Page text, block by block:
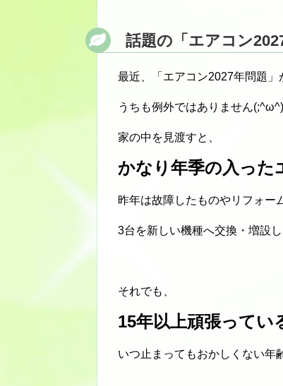
話題の「エアコン
最近、「エアコン2027年問題」
うちも例外ではありません(;^ω^)
家の中を見渡すと、
かなり年季の入った
昨年は故障したものやリフォー
3台を新しい機種へ交換・増設し
それでも、
15年以上頑張ってい
いつ止まってもおかしくない年